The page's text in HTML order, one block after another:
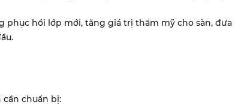
phục hồi lớp mới, tăng giá trị thẩm mỹ cho sàn, đưa
chuẩn bị: